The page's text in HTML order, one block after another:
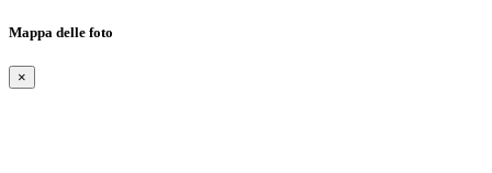
Mappa delle foto
×